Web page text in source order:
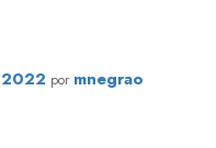
por mnegrao